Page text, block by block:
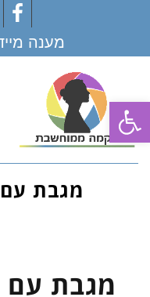
פתח סרגל נגישות
מענה
מגבת
מגבת עם